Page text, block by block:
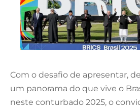
Com o desafio de apresentar,
um panorama do que vive o
neste conturbado 2025, o